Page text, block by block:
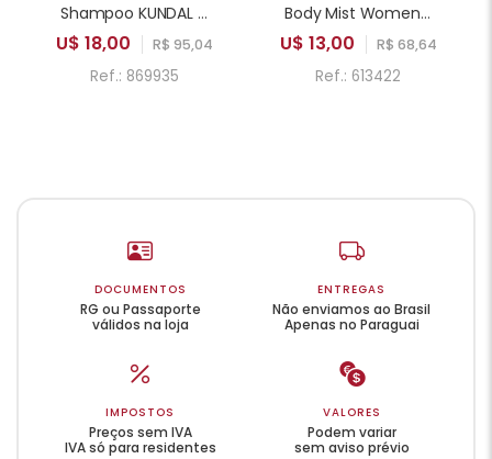
Shampoo KUNDAL Cool & Clear Scalp Refreshing Pure Natural Balancing Cool Aqua Mint 500ml
U$ 18,00 R$ 95,04
Ref.: 869935
Body Mist Women Secret Passionate Treasure 250ml
U$ 13,00 R$ 68,64
Ref.: 613422
DOCUMENTOS
RG ou Passaporte
válidos na loja
ENTREGAS
Não enviamos ao Brasil
Apenas no Paraguai
IMPOSTOS
Preços sem IVA
IVA só para residentes
VALORES
Podem variar
sem aviso prévio